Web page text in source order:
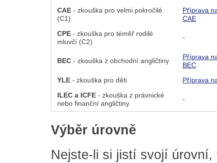
CAE- zkouška pro velmi pokročilé
(C1)
Příprava
CAE
CPE- zkouška pro téměř rodilé
mluvčí (C2)
-
BEC- zkouška z obchodní angličtiny
Příprava
BEC
YLE- zkouška pro děti
Příprava
ILEC a ICFE- zkouška z právnické
nebo finanční angličtiny
-
Výběr úrovně
Nejste-li si jistí svojí